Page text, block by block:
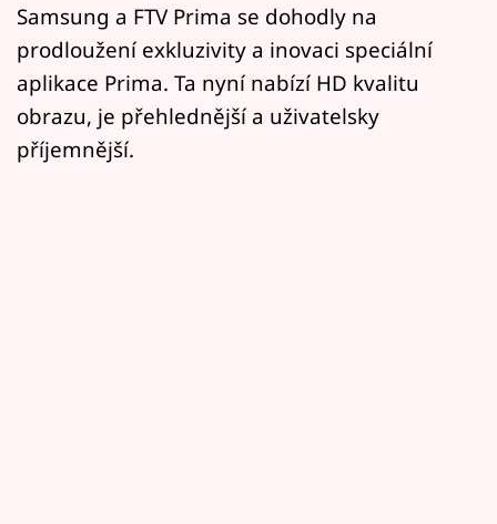
Přihlášení
Sledujte nás
Samsung a FTV Prima se dohodly na
prodloužení exkluzivity a inovaci speciální
aplikace Prima. Ta nyní nabízí HD kvalitu
obrazu, je přehlednější a uživatelsky
příjemnější.